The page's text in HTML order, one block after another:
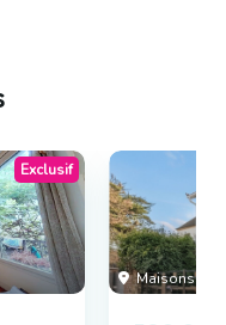
Exclusif
Maisons-